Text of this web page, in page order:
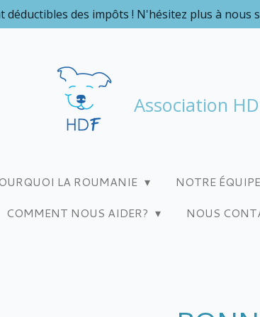
déductibles des impôts ! N'hésitez plus à nous
Association
LA ROUMANIE NOTRE ÉQUIPE
COMMENT NOUS AIDER? NOUS